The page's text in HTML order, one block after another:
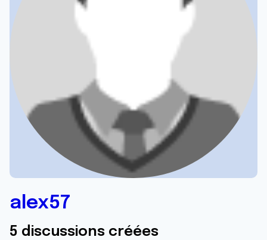
alex57
5 discussions créées